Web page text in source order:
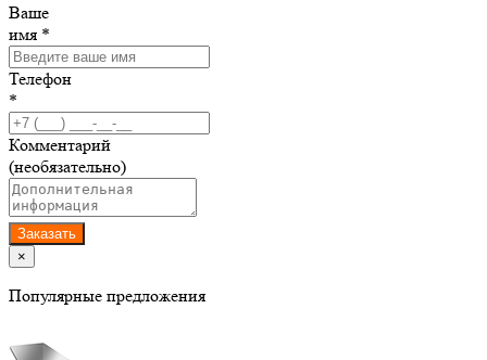
Ваше
имя *
Телефон
*
Комментарий
(необязательно)
Заказать
×
Популярные предложения